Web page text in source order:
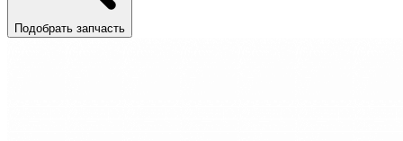
Подобрать запчасть